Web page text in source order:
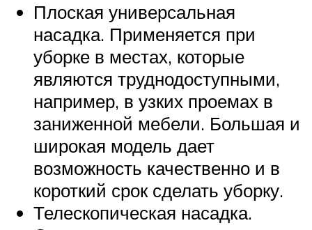
Плоская универсальная
насадка. Применяется при
уборке в местах, которые
являются труднодоступными,
например, в узких проемах в
заниженной мебели. Большая и
широкая модель дает
возможность качественно и в
короткий срок сделать уборку.
Телескопическая насадка.